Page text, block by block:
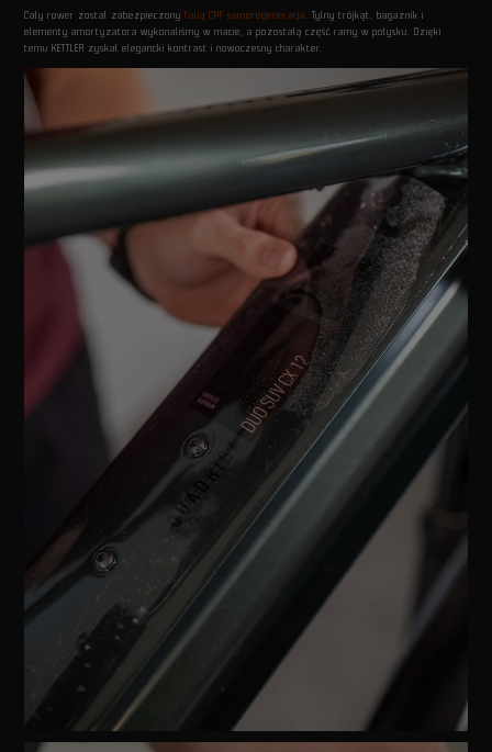
Cały rower został zabezpieczony folią CPF samoregeneracja
. Tylny trójkąt, bagażnik i
elementy amortyzatora wykonaliśmy w macie, a pozostałą część ramy w połysku. Dzięki
temu KETTLER zyskał elegancki kontrast i nowoczesny charakter.